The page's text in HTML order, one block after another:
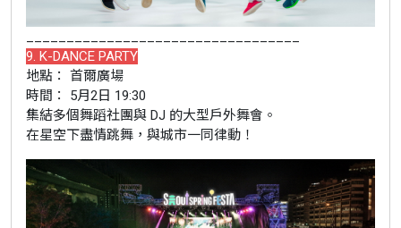
9. K-DANCE PARTY
地點： 首爾廣場
時間： 5月2日 19:30
集結多個舞蹈社團與 DJ 的大型戶外舞會。
在星空下盡情跳舞，與城市一同律動！